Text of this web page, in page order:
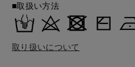
■取扱い方法
取り扱いについて